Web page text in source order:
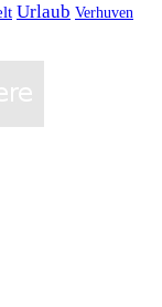
Urlaub Verhuven